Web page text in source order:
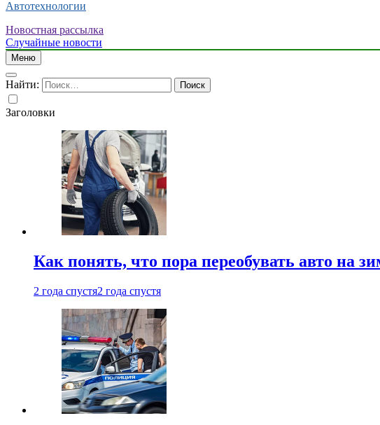
Автотехнологии
Новостная рассылка
Случайные новости
Меню
Найти:
Заголовки
Как понять, что пора переобувать авто на
2 года спустя2 года спустя